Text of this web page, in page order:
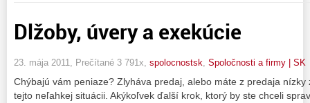
Dlžoby, úvery a exekúcie
23. mája 2011, Prečítané 3 791x, spolocnostsk, Spoločnosti a firmy | SK
Chýbajú vám peniaze? Zlyháva predaj, alebo máte z predaja
tejto neľahkej situácii. Akýkoľvek ďalší krok, ktorý by ste chceli